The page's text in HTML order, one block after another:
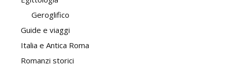
Geroglifico
Guide e viaggi
Italia e Antica Roma
Romanzi storici